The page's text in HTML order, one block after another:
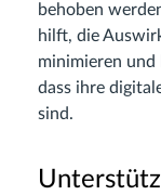
behoben
hilft, die
minimieren
dass ihre
sind.